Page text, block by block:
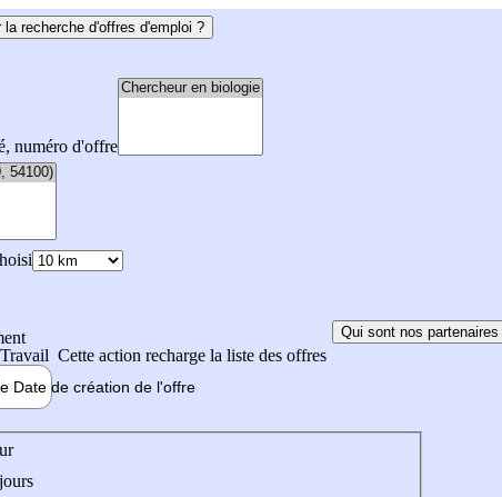
la recherche d'offres d'emploi ?
numéro d'offre
Cette action recharge la liste des offres
Qui sont nos partenaires
Date de création de l'offre
l'offre